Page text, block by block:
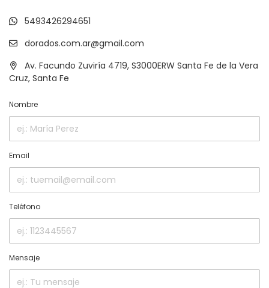
5493426294651
dorados.com.ar@gmail.com
Av. Facundo Zuviría 4719, S3000ERW Santa Fe de la Vera
Cruz, Santa Fe
Nombre
Email
Teléfono
Mensaje